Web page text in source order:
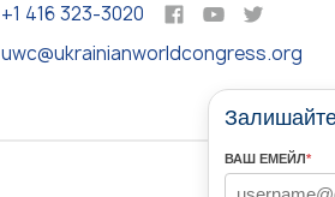
+1 416 323-3020
uwc@ukrainianworldcongress.org
ВАШ ЕМЕЙЛ*